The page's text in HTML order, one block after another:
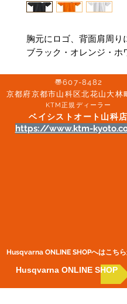
胸元にロゴ、背面肩周り
ブラック・オレンジ・ホ
〠607-8482
京都府京都市山科区北花山大林
KTM正規ディーラー
ベイシストオート山科店
https://www.ktm-
Husqvarna ONLINE SHOP​へはこち
Husqvarna ONLINE SHOP